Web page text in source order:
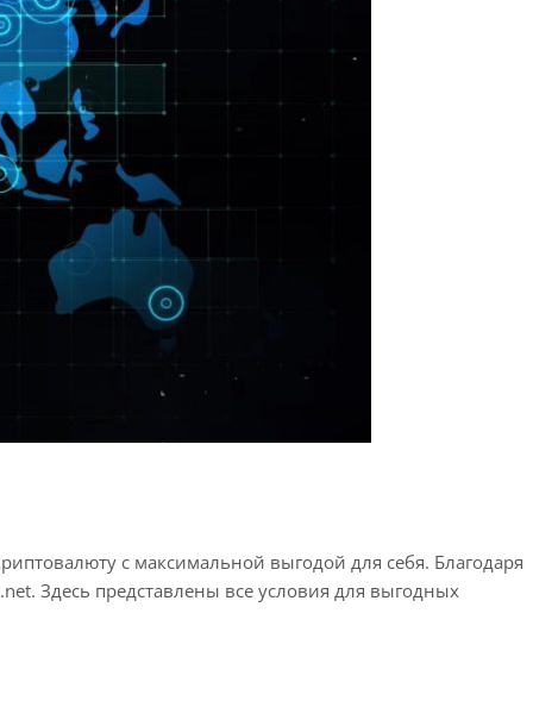
с максимальной выгодой для себя. Благодаря
Здесь представлены все условия для выгодных